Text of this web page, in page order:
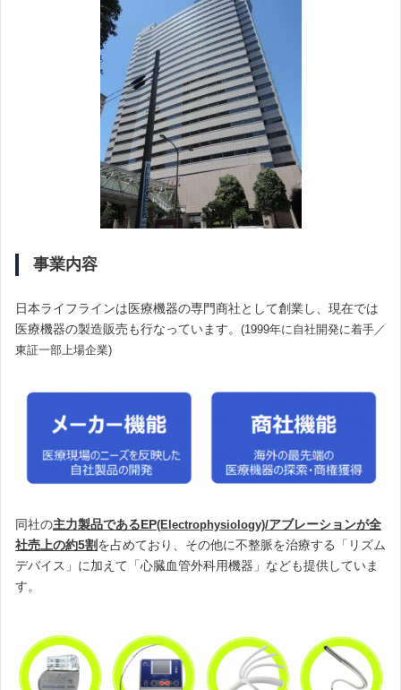
事業内容
日本ライフラインは医療機器の専門商社として創業し、現在では
医療機器の製造販売も行なっています。 (1999年に自社開発に着手／
東証一部上場企業)
同社の主力製品であるEP(Electrophysiology)/アブレーションが全
社売上の約5割を占めており、その他に不整脈を治療する「リズム
デバイス」に加えて「心臓血管外科用機器」なども提供していま
す。